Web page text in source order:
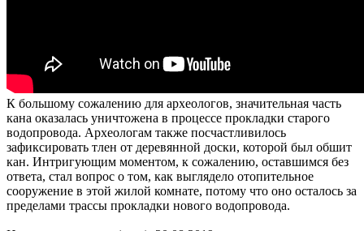
К большому сожалению для археологов, значительная часть
кана оказалась уничтожена в процессе прокладки старого
водопровода. Археологам также посчастливилось
зафиксировать тлен от деревянной доски, которой был обшит
кан. Интригующим моментом, к сожалению, оставшимся без
ответа, стал вопрос о том, как выглядело отопительное
сооружение в этой жилой комнате, потому что оно осталось за
пределами трассы прокладки нового водопровода.